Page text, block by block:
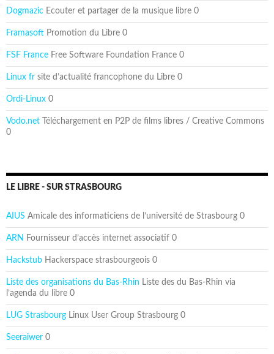
Dogmazic Ecouter et partager de la musique libre 0
Framasoft Promotion du Libre 0
FSF France Free Software Foundation France 0
Linux fr site d’actualité francophone du Libre 0
Ordi-Linux 0
Vodo.net Téléchargement en P2P de films libres / Creative Commons
0
LE LIBRE - SUR STRASBOURG
AIUS Amicale des informaticiens de l’université de Strasbourg 0
ARN Fournisseur d’accès internet associatif 0
Hackstub Hackerspace strasbourgeois 0
Liste des organisations du Bas-Rhin Liste des du Bas-Rhin via
l’agenda du libre 0
LUG Strasbourg Linux User Group Strasbourg 0
Seeraiwer 0